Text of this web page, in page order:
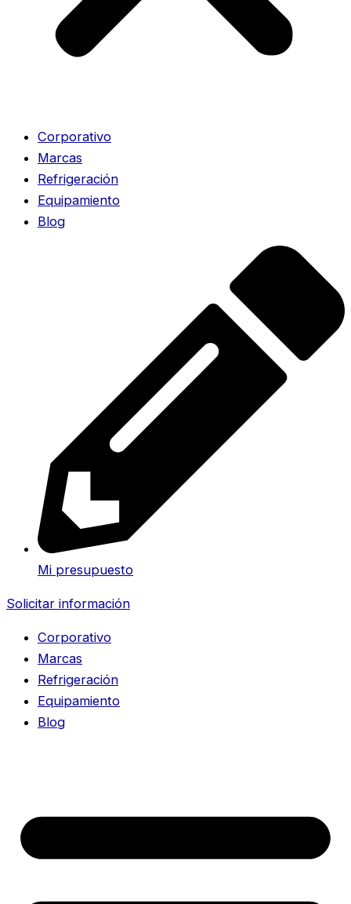
Corporativo
Marcas
Refrigeración
Equipamiento
Blog
Mi presupuesto
Solicitar información
Corporativo
Marcas
Refrigeración
Equipamiento
Blog